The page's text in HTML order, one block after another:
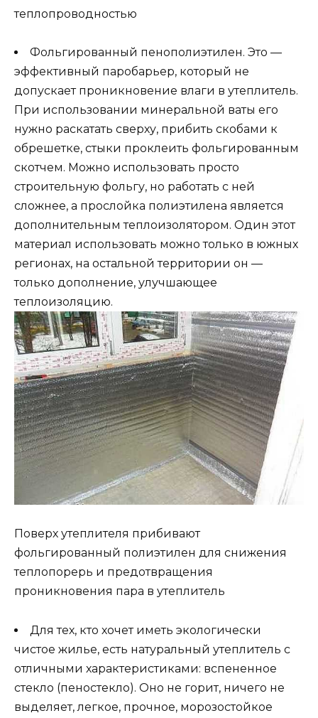
теплопроводностью
Фольгированный пенополиэтилен. Это —
эффективный паробарьер, который не
допускает проникновение влаги в утеплитель.
При использовании минеральной ваты его
нужно раскатать сверху, прибить скобами к
обрешетке, стыки проклеить фольгированным
скотчем. Можно использовать просто
строительную фольгу, но работать с ней
сложнее, а прослойка полиэтилена является
дополнительным теплоизолятором. Один этот
материал использовать можно только в южных
регионах, на остальной территории он —
только дополнение, улучшающее
теплоизоляцию.
Поверх утеплителя прибивают
фольгированный полиэтилен для снижения
теплопорерь и предотвращения
проникновения пара в утеплитель
Для тех, кто хочет иметь экологически
чистое жилье, есть натуральный утеплитель с
отличными характеристиками: вспененное
стекло (пеностекло). Оно не горит, ничего не
выделяет, легкое, прочное, морозостойкое